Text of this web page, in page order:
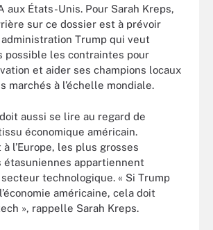
aux États-Unis. Pour Sarah Kreps,
sur ce dossier est à prévoir
Trump qui veut
possible les contraintes pour
et aider ses champions locaux
marchés à l’échelle mondiale.
aussi se lire au regard de
économique américain.
l’Europe, les plus grosses
étasuniennes appartiennent
secteur technologique. « Si Trump
américaine, cela doit
», rappelle Sarah Kreps.